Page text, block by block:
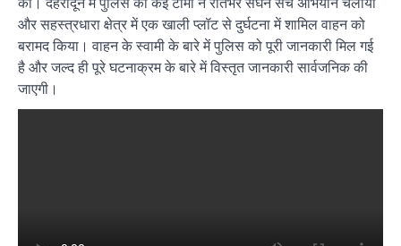
और सहस्त्रधारा क्षेत्र में एक खाली प्लॉट से दुर्घटना में शामिल वाहन को
बरामद किया। वाहन के स्वामी के बारे में पुलिस को पूरी जानकारी मिल गई
है और जल्द ही पूरे घटनाक्रम के बारे में विस्तृत जानकारी सार्वजनिक की
जाएगी।